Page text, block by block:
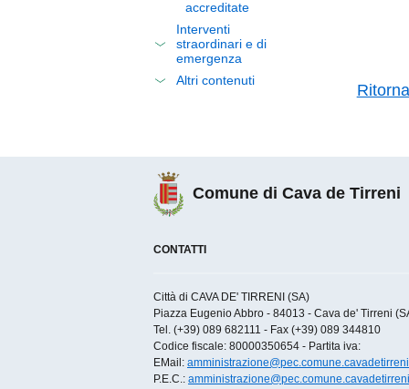
accreditate
Interventi
straordinari e di
emergenza
Altri contenuti
Comune di Cava de Tirreni
CONTATTI
Città di CAVA DE' TIRRENI (SA)
Piazza Eugenio Abbro - 84013 - Cava de' Tirreni
Tel. (+39) 089 682111 - Fax (+39) 089 344810
Codice fiscale: 80000350654 - Partita iva:
EMail:
P.E.C.: